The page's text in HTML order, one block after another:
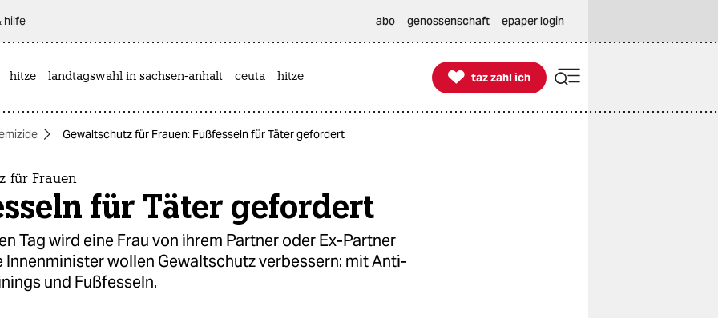
hilfe abo genossenschaft epaper login
hitze landtagswahl in sachsen-anhalt ceuta hitze 
taz zahl ich
taz zahl ich
Gewaltschutz für Frauen: Fußfesseln für Täter gefordert
für Frauen
für Täter gefordert
Tag wird eine Frau von ihrem Partner oder Ex-Partner
Innenminister wollen Gewaltschutz verbessern: mit Anti-
und Fußfesseln.